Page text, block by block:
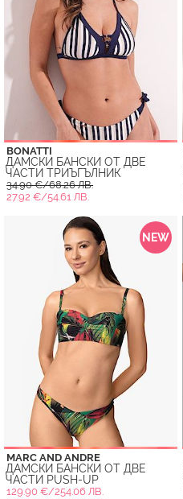
BONATTI
ДАМСКИ БАНСКИ ОТ ДВЕ
ЧАСТИ ТРИЪГЪЛНИК
34.90 €/68.26 ЛВ.
27.92 €/54.61 ЛВ.
NEW
MARC AND ANDRE
ДАМСКИ БАНСКИ ОТ ДВЕ
ЧАСТИ PUSH-UP
129.90 €/254.06 ЛВ.